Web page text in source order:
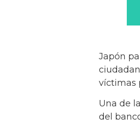
Japón
víctimas
Una de
del